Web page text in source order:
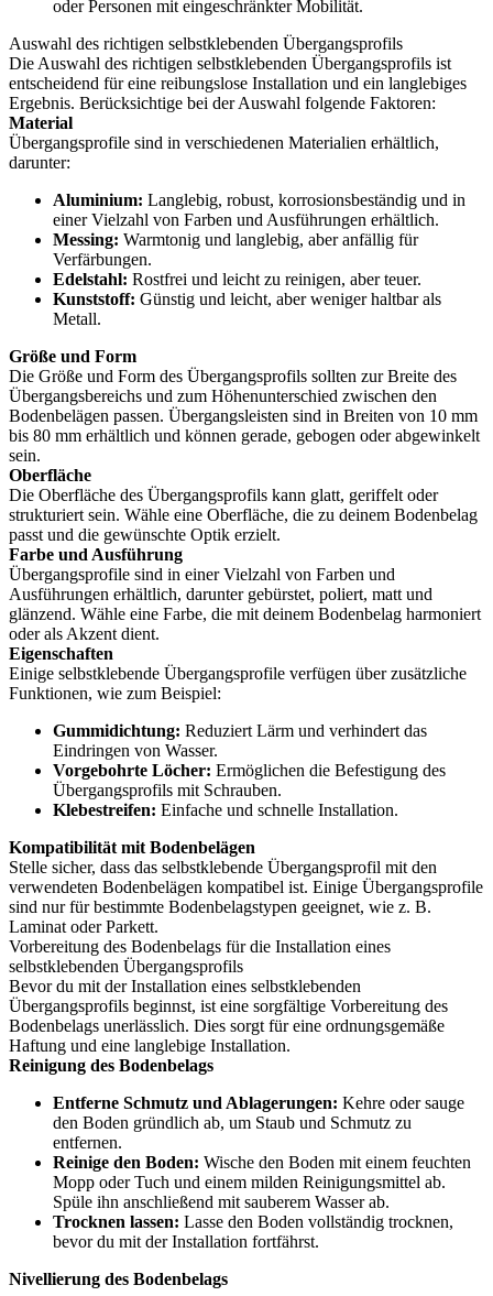
oder Personen mit eingeschränkter Mobilität.
Auswahl des richtigen selbstklebenden Übergangsprofils
Die Auswahl des richtigen selbstklebenden Übergangsprofils ist
entscheidend für eine reibungslose Installation und ein langlebiges
Ergebnis. Berücksichtige bei der Auswahl folgende Faktoren:
Material
Übergangsprofile sind in verschiedenen Materialien erhältlich,
darunter:
Aluminium: Langlebig, robust, korrosionsbeständig und in
einer Vielzahl von Farben und Ausführungen erhältlich.
Messing: Warmtonig und langlebig, aber anfällig für
Verfärbungen.
Edelstahl: Rostfrei und leicht zu reinigen, aber teuer.
Kunststoff: Günstig und leicht, aber weniger haltbar als
Metall.
Größe und Form
Die Größe und Form des Übergangsprofils sollten zur Breite des
Übergangsbereichs und zum Höhenunterschied zwischen den
Bodenbelägen passen. Übergangsleisten sind in Breiten von 10 mm
bis 80 mm erhältlich und können gerade, gebogen oder abgewinkelt
sein.
Oberfläche
Die Oberfläche des Übergangsprofils kann glatt, geriffelt oder
strukturiert sein. Wähle eine Oberfläche, die zu deinem Bodenbelag
passt und die gewünschte Optik erzielt.
Farbe und Ausführung
Übergangsprofile sind in einer Vielzahl von Farben und
Ausführungen erhältlich, darunter gebürstet, poliert, matt und
glänzend. Wähle eine Farbe, die mit deinem Bodenbelag harmoniert
oder als Akzent dient.
Eigenschaften
Einige selbstklebende Übergangsprofile verfügen über zusätzliche
Funktionen, wie zum Beispiel:
Gummidichtung: Reduziert Lärm und verhindert das
Eindringen von Wasser.
Vorgebohrte Löcher: Ermöglichen die Befestigung des
Übergangsprofils mit Schrauben.
Klebestreifen: Einfache und schnelle Installation.
Kompatibilität mit Bodenbelägen
Stelle sicher, dass das selbstklebende Übergangsprofil mit den
verwendeten Bodenbelägen kompatibel ist. Einige Übergangsprofile
sind nur für bestimmte Bodenbelagstypen geeignet, wie z. B.
Laminat oder Parkett.
Vorbereitung des Bodenbelags für die Installation eines
selbstklebenden Übergangsprofils
Bevor du mit der Installation eines selbstklebenden
Übergangsprofils beginnst, ist eine sorgfältige Vorbereitung des
Bodenbelags unerlässlich. Dies sorgt für eine ordnungsgemäße
Haftung und eine langlebige Installation.
Reinigung des Bodenbelags
Entferne Schmutz und Ablagerungen: Kehre oder sauge
den Boden gründlich ab, um Staub und Schmutz zu
entfernen.
Reinige den Boden: Wische den Boden mit einem feuchten
Mopp oder Tuch und einem milden Reinigungsmittel ab.
Spüle ihn anschließend mit sauberem Wasser ab.
Trocknen lassen: Lasse den Boden vollständig trocknen,
bevor du mit der Installation fortfährst.
Nivellierung des Bodenbelags